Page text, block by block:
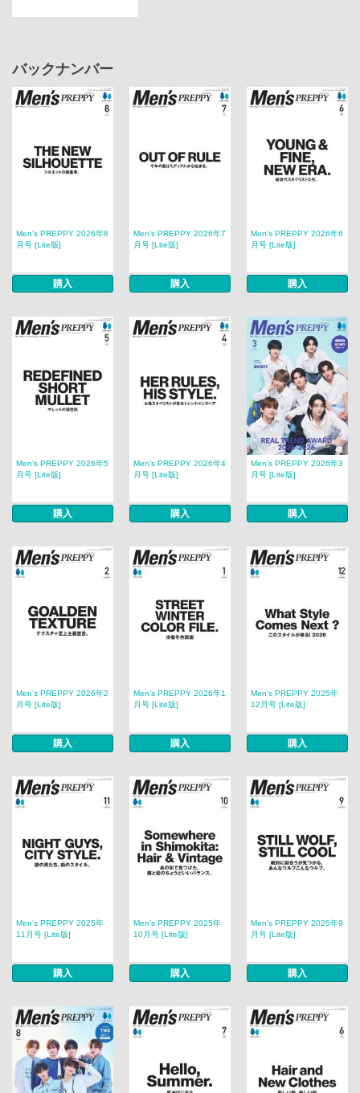
バックナンバー
Men’s PREPPY 2026年8
月号 [Lite版]
購入
Men’s PREPPY 2026年7
月号 [Lite版]
購入
Men’s PREPPY 2026年6
月号 [Lite版]
購入
Men’s PREPPY 2026年5
月号 [Lite版]
購入
Men’s PREPPY 2026年4
月号 [Lite版]
購入
Men’s PREPPY 2026年3
月号 [Lite版]
購入
Men’s PREPPY 2026年2
月号 [Lite版]
購入
Men’s PREPPY 2026年1
月号 [Lite版]
購入
Men’s PREPPY 2025年
12月号 [Lite版]
購入
Men’s PREPPY 2025年
11月号 [Lite版]
購入
Men’s PREPPY 2025年
10月号 [Lite版]
購入
Men’s PREPPY 2025年9
月号 [Lite版]
購入